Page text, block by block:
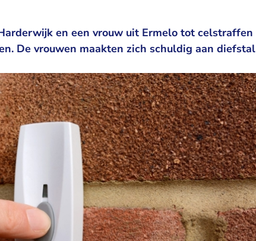
en een vrouw uit Ermelo tot celstraffen
De vrouwen maakten zich schuldig aan diefstal